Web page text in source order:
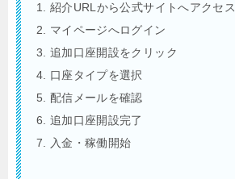
紹介URLから公式サイトへアクセス
マイページへログイン
追加口座開設をクリック
口座タイプを選択
配信メールを確認
追加口座開設完了
入金・稼働開始